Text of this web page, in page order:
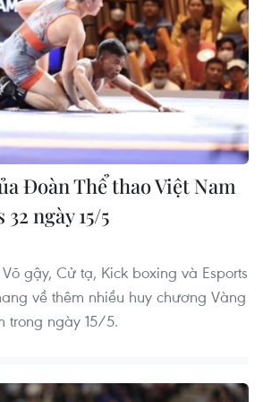
Đoàn Thể thao Việt Nam
ngày 15/5
gậy, Cử tạ, Kick boxing và Esports
về thêm nhiều huy chương Vàng
trong ngày 15/5.